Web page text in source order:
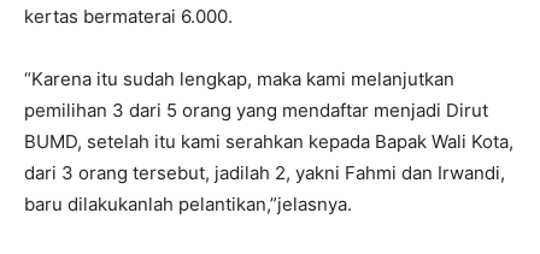
kertas bermaterai 6.000.
“Karena itu sudah lengkap, maka kami melanjutkan
pemilihan 3 dari 5 orang yang mendaftar menjadi Dirut
BUMD, setelah itu kami serahkan kepada Bapak Wali Kota,
dari 3 orang tersebut, jadilah 2, yakni Fahmi dan Irwandi,
baru dilakukanlah pelantikan,”jelasnya.